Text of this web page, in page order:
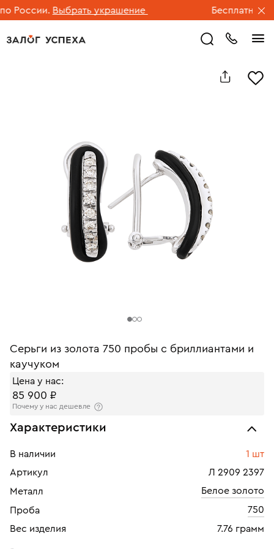
России. Выбрать украшение Бесплатная
Серьги из золота 750 пробы с бриллиантами и
каучуком
Цена у нас:
85 900 ₽
Почему у нас дешевле
Характеристики
В наличии
1 шт
Артикул
Л 2909 2397
Металл
Белое золото
Проба
750
Вес изделия
7.76 грамм